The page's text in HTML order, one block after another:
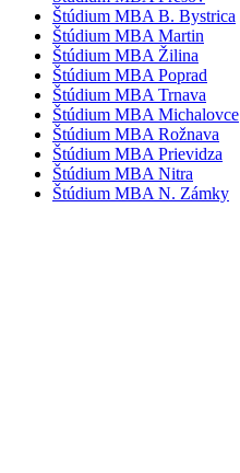
Štúdium MBA B. Bystrica
Štúdium MBA Martin
Štúdium MBA Žilina
Štúdium MBA Poprad
Štúdium MBA Trnava
Štúdium MBA Michalovce
Štúdium MBA Rožnava
Štúdium MBA Prievidza
Štúdium MBA Nitra
Štúdium MBA N. Zámky